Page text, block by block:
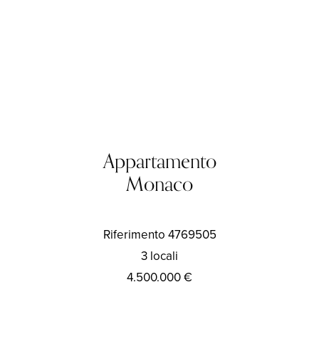
Appartamento
Monaco
Riferimento 4769505
3 locali
4.500.000 €